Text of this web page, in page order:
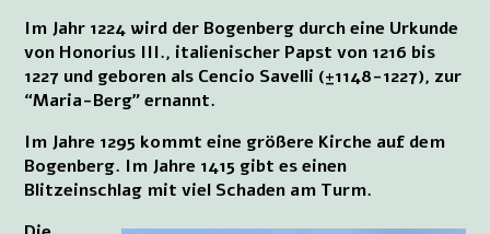
Im Jahr 1224 wird der Bogenberg durch eine Urkunde
von Honorius III., italienischer Papst von 1216 bis
1227 und geboren als Cencio Savelli (±1148-1227), zur
“Maria-Berg” ernannt.
Im Jahre 1295 kommt eine größere Kirche auf dem
Bogenberg. Im Jahre 1415 gibt es einen
Blitzeinschlag mit viel Schaden am Turm.